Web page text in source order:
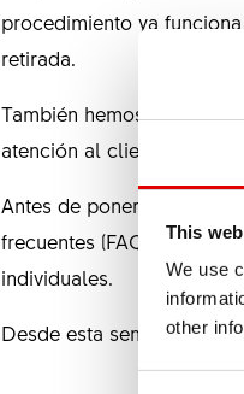
This
We use
other
procedimiento ya
retirada.
También hemos
atención al cliente
Antes de ponerse en
frecuentes (FAQ). Allí
individuales.
Desde esta semana,